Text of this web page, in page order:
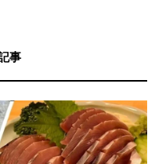
事